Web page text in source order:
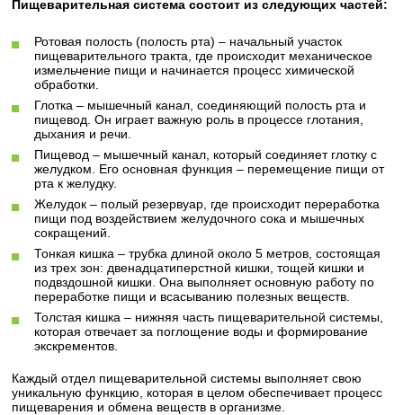
Пищеварительная система состоит из следующих частей:
Ротовая полость (полость рта) – начальный участок
пищеварительного тракта, где происходит механическое
измельчение пищи и начинается процесс химической
обработки.
Глотка – мышечный канал, соединяющий полость рта и
пищевод. Он играет важную роль в процессе глотания,
дыхания и речи.
Пищевод – мышечный канал, который соединяет глотку с
желудком. Его основная функция – перемещение пищи от
рта к желудку.
Желудок – полый резервуар, где происходит переработка
пищи под воздействием желудочного сока и мышечных
сокращений.
Тонкая кишка – трубка длиной около 5 метров, состоящая
из трех зон: двенадцатиперстной кишки, тощей кишки и
подвздошной кишки. Она выполняет основную работу по
переработке пищи и всасыванию полезных веществ.
Толстая кишка – нижняя часть пищеварительной системы,
которая отвечает за поглощение воды и формирование
экскрементов.
Каждый отдел пищеварительной системы выполняет свою
уникальную функцию, которая в целом обеспечивает процесс
пищеварения и обмена веществ в организме.